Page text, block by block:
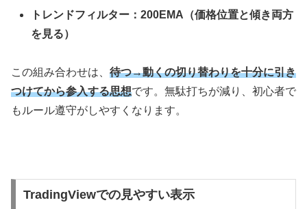
トレンドフィルター：200EMA（価格位置と傾き両方
を見る）
この組み合わせは、 待つ→動くの切り替わりを十分に引き
つけてから参入する思想です。無駄打ちが減り、初心者で
もルール遵守がしやすくなります。
TradingViewでの見やすい表示